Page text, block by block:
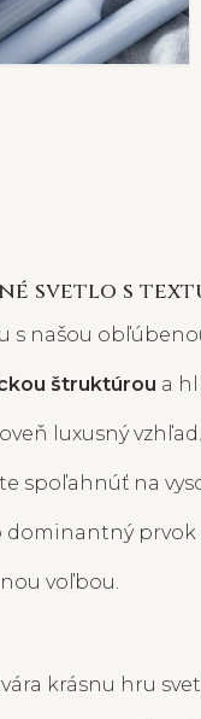
svetlo s
s našou
štruktúrou a
luxusný vzhľad.
spoľahnúť na
dominantný prvok
voľbou.
krásnu hru